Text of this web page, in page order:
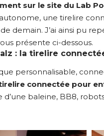
sur le site du Lab
une tirelire
demain. J’ai ainsi pu
présente ci-dessous.
: la tirelire
personnalisable,
connectée pour
d’une baleine, BB8,